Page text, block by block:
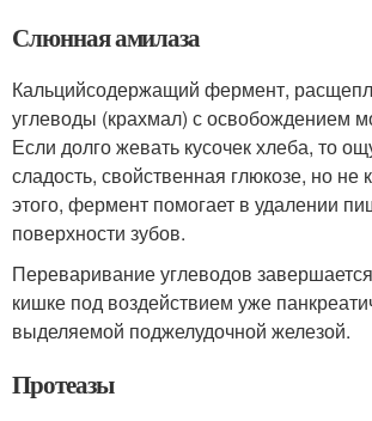
Слюнная амилаза
Кальцийсодержащий фермент,
углеводы (крахмал) с освобождением
Если долго жевать кусочек хлеба, то
сладость, свойственная глюкозе, но не
этого, фермент помогает в удалении
поверхности зубов.
Переваривание углеводов
кишке под воздействием уже
выделяемой поджелудочной железой.
Протеазы